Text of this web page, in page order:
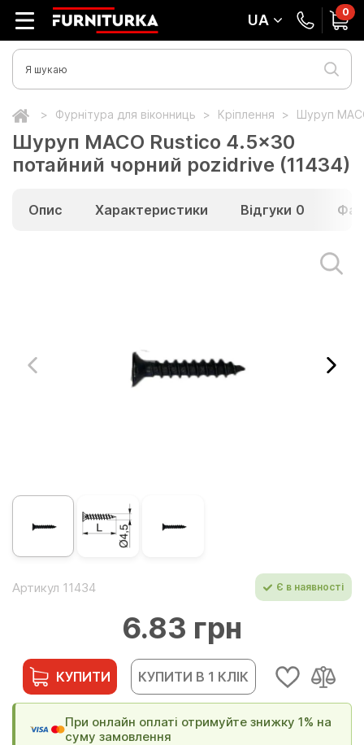
UA 0
Фурнітура для віконниць Кріплення Шуруп
Шуруп MACO Rustico 4.5x30
потайний чорний pozidrive (11434)
Опис Характеристики Відгуки 0
Артикул 11434 Є в наявності
6.83 грн
КУПИТИ КУПИТИ В 1 КЛІК
При онлайн оплаті отримуйте знижку 1% на
суму замовлення